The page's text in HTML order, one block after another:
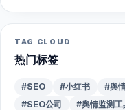
TAG CLOUD
热门标签
#SEO #小红书 #舆
#SEO公司
#舆情监测工